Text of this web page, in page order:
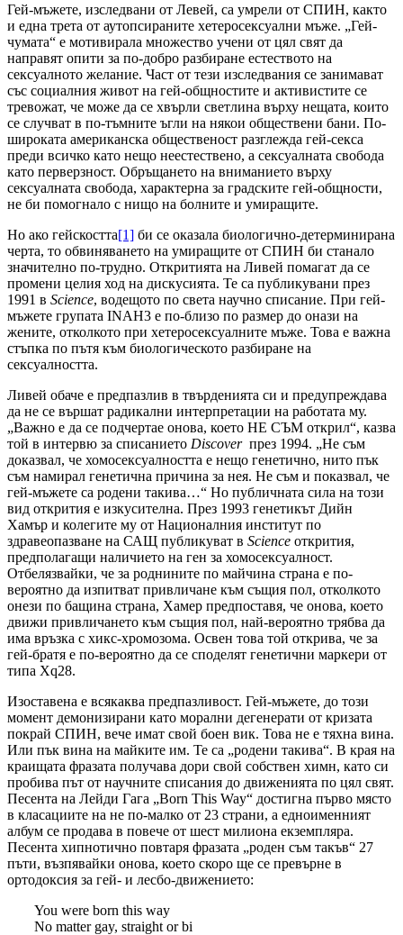
Гей-мъжете, изследвани от Левей, са умрели от СПИН, както
и една трета от аутопсираните хетеросексуални мъже. „Гей-
чумата“ е мотивирала множество учени от цял свят да
направят опити за по-добро разбиране естеството на
сексуалното желание. Част от тези изследвания се занимават
със социалния живот на гей-общностите и активистите се
тревожат, че може да се хвърли светлина върху нещата, които
се случват в по-тъмните ъгли на някои обществени бани. По-
широката американска общественост разглежда гей-секса
преди всичко като нещо неестествено, а сексуалната свобода
като перверзност. Обръщането на вниманието върху
сексуалната свобода, характерна за градските гей-общности,
не би помогнало с нищо на болните и умиращите.
Но ако гейскостта[1] би се оказала биологично-детерминирана
черта, то обвиняването на умиращите от СПИН би станало
значително по-трудно. Откритията на Ливей помагат да се
промени целия ход на дискусията. Те са публикувани през
1991 в Science, водещото по света научно списание. При гей-
мъжете групата INAH3 е по-близо по размер до онази на
жените, отколкото при хетеросексуалните мъже. Това е важна
стъпка по пътя към биологическото разбиране на
сексуалността.
Ливей обаче е предпазлив в твърденията си и предупреждава
да не се вършат радикални интерпретации на работата му.
„Важно е да се подчертае онова, което НЕ СЪМ открил“, казва
той в интервю за списанието Discoverпрез 1994. „Не съм
доказвал, че хомосексуалността е нещо генетично, нито пък
съм намирал генетична причина за нея. Не съм и показвал, че
гей-мъжете са родени такива…“ Но публичната сила на този
вид открития е изкусителна. През 1993 генетикът Дийн
Хамър и колегите му от Националния институт по
здравеопазване на САЩ публикуват в Science открития,
предполагащи наличието на ген за хомосексуалност.
Отбелязвайки, че за роднините по майчина страна е по-
вероятно да изпитват привличане към същия пол, отколкото
онези по бащина страна, Хамер предпоставя, че онова, което
движи привличането към същия пол, най-вероятно трябва да
има връзка с хикс-хромозома. Освен това той открива, че за
гей-братя е по-вероятно да се споделят генетични маркери от
типа Xq28.
Изоставена е всякаква предпазливост. Гей-мъжете, до този
момент демонизирани като морални дегенерати от кризата
покрай СПИН, вече имат свой боен вик. Това не е тяхна вина.
Или пък вина на майките им. Те са „родени такива“. В края на
краищата фразата получава дори свой собствен химн, като си
пробива път от научните списания до движенията по цял свят.
Песента на Лейди Гага „Born This Way“ достигна първо място
в класациите на не по-малко от 23 страни, а едноименният
албум се продава в повече от шест милиона екземпляра.
Песента хипнотично повтаря фразата „роден съм такъв“ 27
пъти, възпявайки онова, което скоро ще се превърне в
ортодоксия за гей- и лесбо-движението:
You were born this way
No matter gay, straight or bi